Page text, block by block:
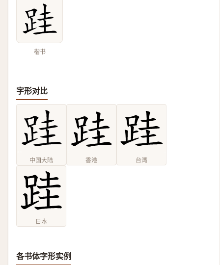
楷书
字形对比
中国大陆 香港 台湾
日本
各书体字形实例